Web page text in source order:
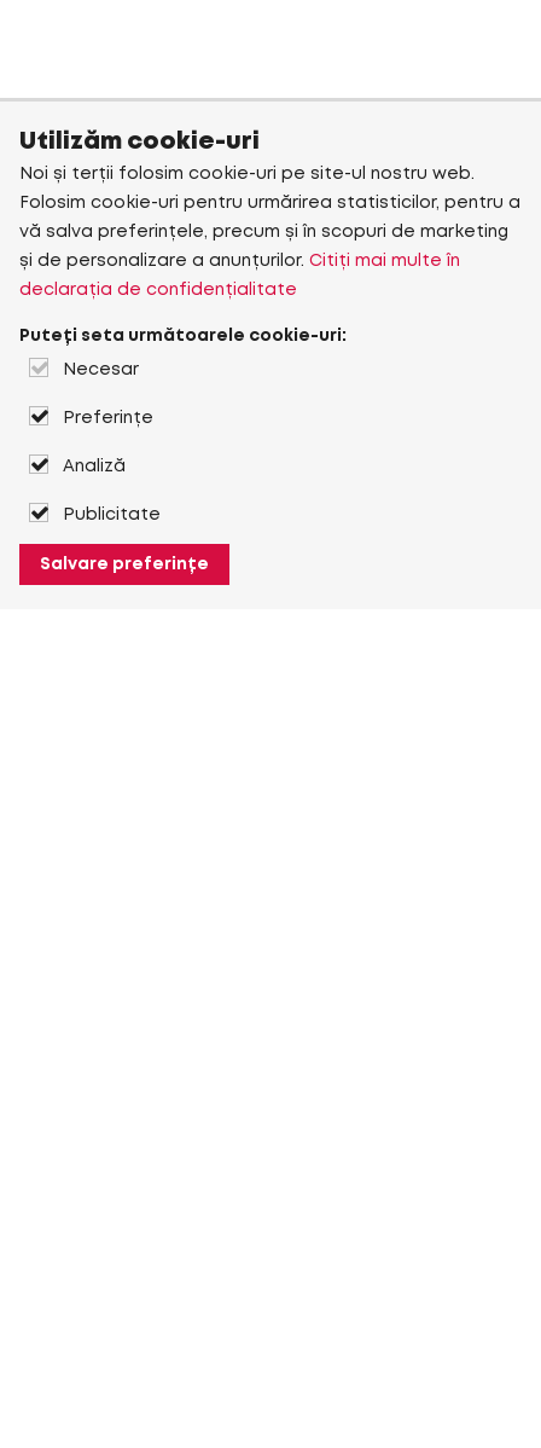
Utilizăm cookie-uri
Noi și terții folosim cookie-uri pe site-ul nostru web.
Folosim cookie-uri pentru urmărirea statisticilor, pentru a
vă salva preferințele, precum și în scopuri de marketing
și de personalizare a anunțurilor. Citiți mai multe în
declarația de confidențialitate
Puteți seta următoarele cookie-uri:
Necesar
Preferințe
Analiză
Publicitate
Salvare preferințe